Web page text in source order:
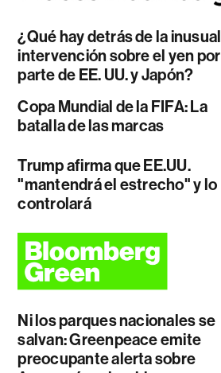
¿Qué hay detrás de la inusual
intervención sobre el yen por
parte de EE. UU. y Japón?
Copa Mundial de la FIFA: La
batalla de las marcas
Trump afirma que EE.UU.
"mantendrá el estrecho" y lo
controlará
Ni los parques nacionales se
salvan: Greenpeace emite
preocupante alerta sobre